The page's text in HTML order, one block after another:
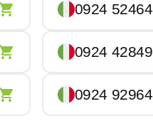
0924
0924
0924